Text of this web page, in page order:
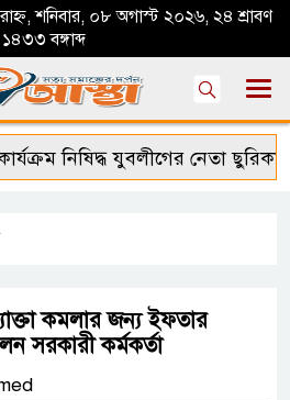
শনিবার, ০৮ অগাস্ট ২০২৬, ২৪ শ্রাবণ
১৪৩৩ বঙ্গাব্দ
নিষিদ্ধ যুবলীগের নেতা
কমলার জন্য ইফতার
সরকারী কর্মকর্তা